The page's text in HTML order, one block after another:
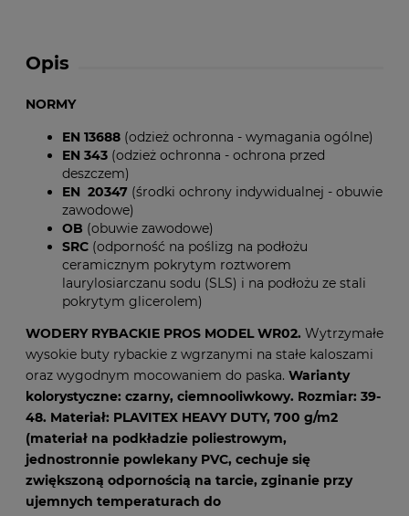
Opis
NORMY
EN 13688 (odzież ochronna - wymagania ogólne)
EN 343 (odzież ochronna - ochrona przed
deszczem)
EN 20347 (środki ochrony indywidualnej - obuwie
zawodowe)
OB (obuwie zawodowe)
SRC (odporność na poślizg na podłożu
ceramicznym pokrytym roztworem
laurylosiarczanu sodu (SLS) i na podłożu ze stali
pokrytym glicerolem)
WODERY RYBACKIE PROS MODEL WR02. Wytrzymałe
wysokie buty rybackie z wgrzanymi na stałe kaloszami
oraz wygodnym mocowaniem do paska. Warianty
kolorystyczne: czarny, ciemnooliwkowy. Rozmiar: 39-
48. Materiał: PLAVITEX HEAVY DUTY, 700 g/m2
(materiał na podkładzie poliestrowym,
jednostronnie powlekany PVC, cechuje się
zwiększoną odpornością na tarcie, zginanie przy
ujemnych temperaturach do